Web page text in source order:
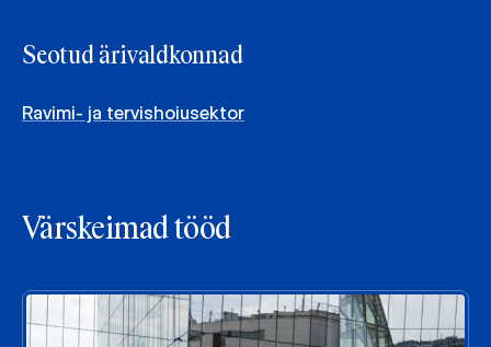
Seotud ärivaldkonnad
Ravimi- ja tervishoiusektor
Värskeimad tööd